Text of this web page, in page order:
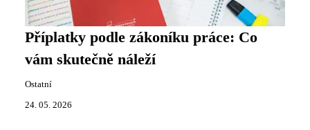
Příplatky podle zákoníku práce: Co
vám skutečně náleží
Ostatní
24. 05. 2026